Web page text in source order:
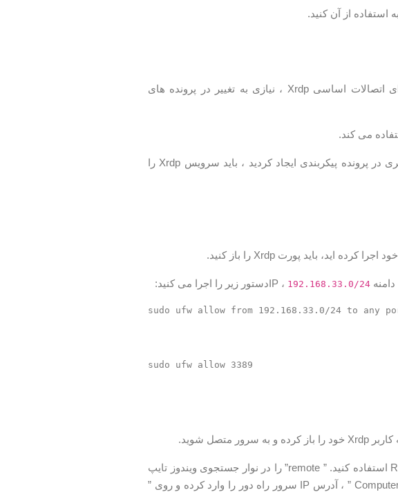
قرار دارند. برای اتصالات اساسی Xrdp ، نیازی به تغییر در پرونده های
نامگذاری شده است. هر وقت تغییری در پرونده پیکربندی ایجاد کردید ، باید سرویس Xrdp را
خود اجرا کرده اید، باید پورت Xrdp را باز کنید.
192.168.33.0/24 دستور زیر را اجرا می کنید:
اگر PC Windows دارید ، می توانید از سرویس دهنده پیش فرض RDP استفاده کنید. ” remote” را در نوار جستجوی ویندوز تایپ
کنید و روی “Remote Desktop Connection” کلیک کنید. در قسمت ” Computer ” ، آدرس IP سرور راه دور را وارد کرده و روی ”